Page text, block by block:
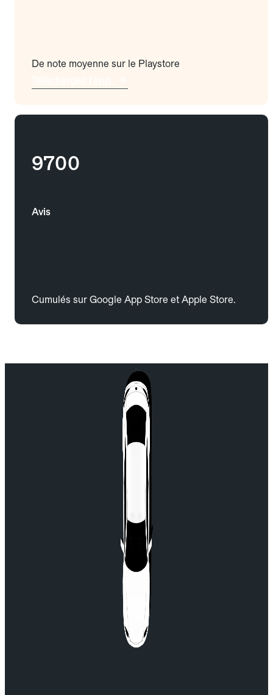
De note moyenne sur le Playstore
9700
Avis
Cumulés sur Google App Store et Apple Store.